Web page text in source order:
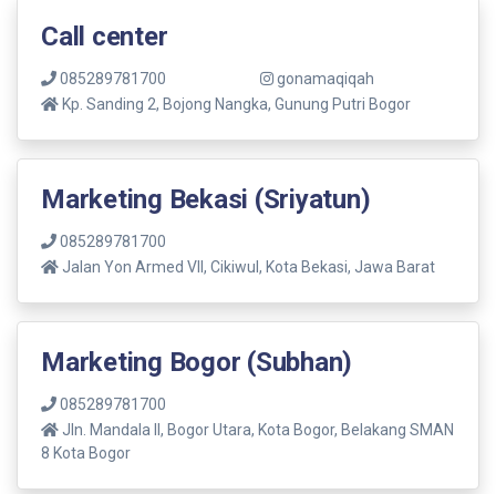
Call center
085289781700
gonamaqiqah
Kp. Sanding 2, Bojong Nangka, Gunung Putri Bogor
Marketing Bekasi (Sriyatun)
085289781700
Jalan Yon Armed VII, Cikiwul, Kota Bekasi, Jawa Barat
Marketing Bogor (Subhan)
085289781700
Jln. Mandala ll, Bogor Utara, Kota Bogor, Belakang SMAN
8 Kota Bogor